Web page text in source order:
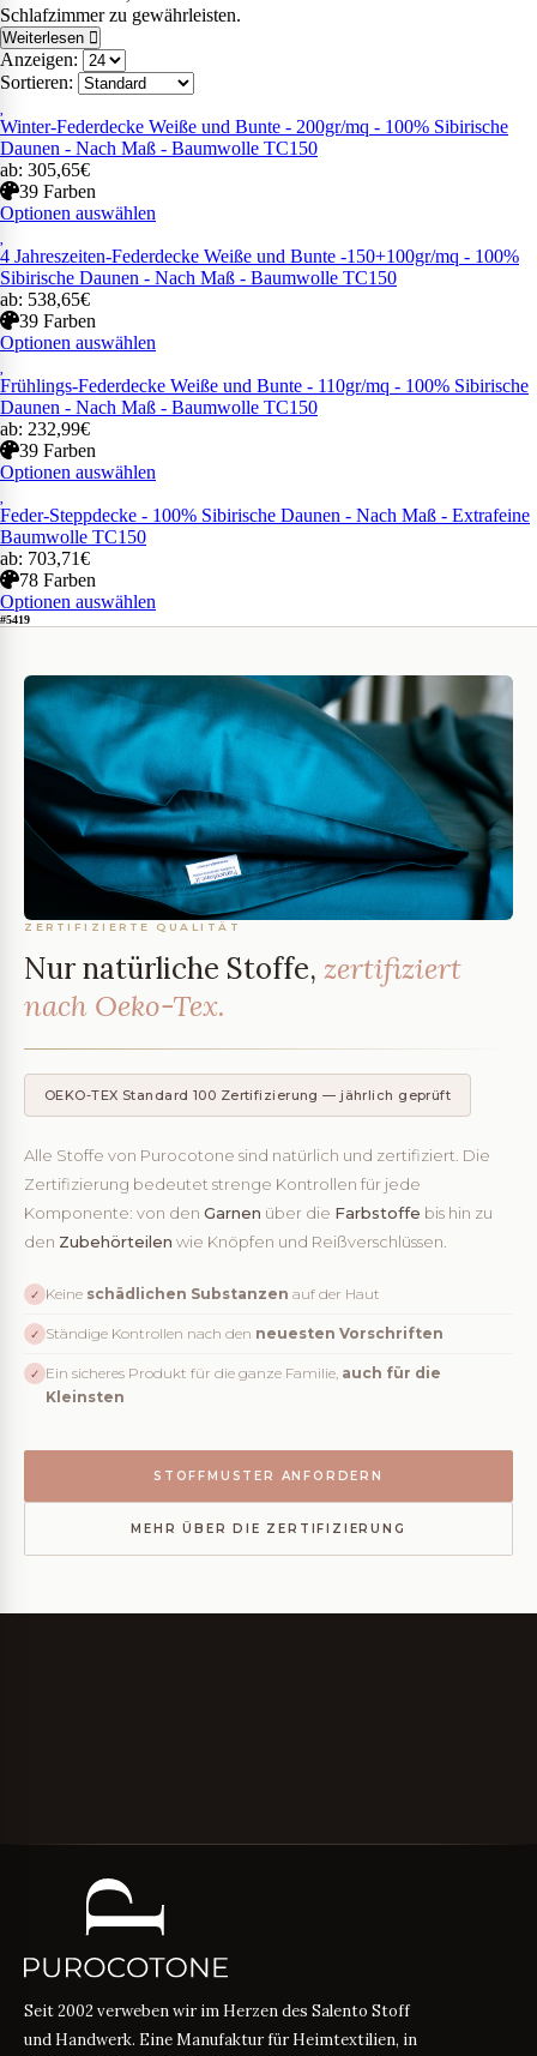
Schlafzimmer zu gewährleisten.
Weiterlesen
Anzeigen:
Sortieren:
Winter-Federdecke Weiße und Bunte - 200gr/mq - 100% Sibirische
Daunen - Nach Maß - Baumwolle TC150
ab: 305,65€
39 Farben
Optionen auswählen
4 Jahreszeiten-Federdecke Weiße und Bunte -150+100gr/mq - 100%
Sibirische Daunen - Nach Maß - Baumwolle TC150
ab: 538,65€
39 Farben
Optionen auswählen
Frühlings-Federdecke Weiße und Bunte - 110gr/mq - 100% Sibirische
Daunen - Nach Maß - Baumwolle TC150
ab: 232,99€
39 Farben
Optionen auswählen
Feder-Steppdecke - 100% Sibirische Daunen - Nach Maß - Extrafeine
Baumwolle TC150
ab: 703,71€
78 Farben
Optionen auswählen
#5419
ZERTIFIZIERTE QUALITÄT
Nur natürliche Stoffe, zertifiziert
nach Oeko-Tex.
OEKO-TEX Standard 100 Zertifizierung — jährlich geprüft
Alle Stoffe von Purocotone sind natürlich und zertifiziert. Die
Zertifizierung bedeutet strenge Kontrollen für jede
Komponente: von den Garnen über die Farbstoffe bis hin zu
den Zubehörteilen wie Knöpfen und Reißverschlüssen.
✓ Keine schädlichen Substanzen auf der Haut
✓ Ständige Kontrollen nach den neuesten Vorschriften
✓ Ein sicheres Produkt für die ganze Familie, auch für die
Kleinsten
STOFFMUSTER ANFORDERN
MEHR ÜBER DIE ZERTIFIZIERUNG
Seit 2002 verweben wir im Herzen des Salento Stoff
und Handwerk. Eine Manufaktur für Heimtextilien, in